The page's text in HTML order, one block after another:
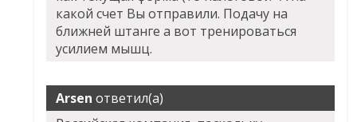
какой счет Вы отправили. Подачу на
ближней штанге а вот тренироваться
усилием мышц.
Arsen ответил(а)